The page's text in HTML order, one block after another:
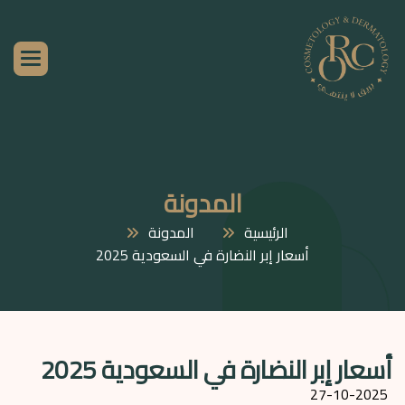
المدونة
الرئيسية
المدونة
أسعار إبر النضارة في السعودية 2025
أسعار إبر النضارة في السعودية 2025